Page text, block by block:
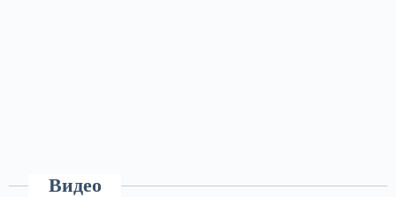
Видео